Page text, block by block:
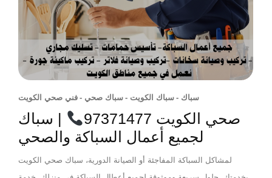
سباك - سباك الكويت - سباك صحي - فني صحي الكويت
صحي الكويت 97371477
| سباك
لجميع أعمال السباكة والصحي
لمشاكل السباكة المفاجئة أو الصيانة الدورية، سباك صحي الكويت